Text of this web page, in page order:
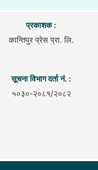
प्रकाशक :
कान्तिपुर प्रेस प्रा. लि.
सूचना विभाग दर्ता नं. :
५०३०-२०८१/२०८२